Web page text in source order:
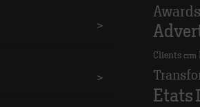
>
>
Awards
Clients crm
Etats